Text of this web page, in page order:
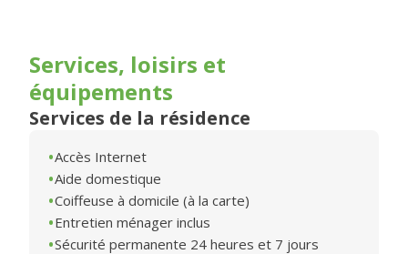
Services, loisirs et
équipements
Services de la résidence
Accès Internet
Aide domestique
Coiffeuse à domicile (à la carte)
Entretien ménager inclus
Sécurité permanente 24 heures et 7 jours